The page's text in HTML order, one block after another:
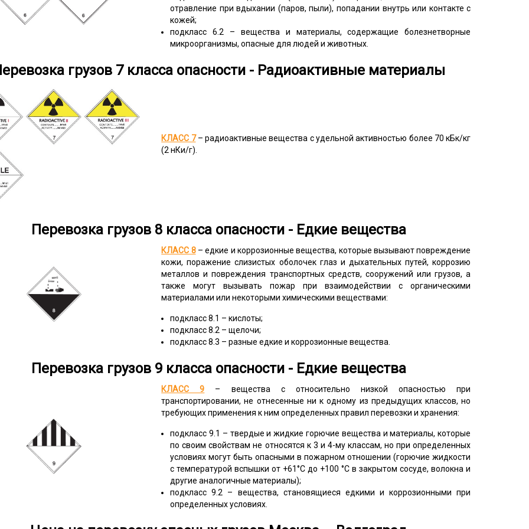
отравление при вдыхании (паров, пыли), попадании внутрь или контакте с
кожей;
подкласс 6.2 – вещества и материалы, содержащие болезнетворные
микроорганизмы, опасные для людей и животных.
грузов 7 класса опасности - Радиоактивные материалы
КЛАСС 7– радиоактивные вещества с удельной активностью более 70 кБк/кг
(2 нКи/г).
Перевозка грузов 8 класса опасности - Едкие вещества
КЛАСС 8– едкие и коррозионные вещества, которые вызывают повреждение
кожи, поражение слизистых оболочек глаз и дыхательных путей, коррозию
металлов и повреждения транспортных средств, сооружений или грузов, а
также могут вызывать пожар при взаимодействии с органическими
материалами или некоторыми химическими веществами:
подкласс 8.1 – кислоты;
подкласс 8.2 – щелочи;
подкласс 8.3 – разные едкие и коррозионные вещества.
Перевозка грузов 9 класса опасности - Едкие вещества
КЛАСС 9 – вещества с относительно низкой опасностью при
транспортировании, не отнесенные ни к одному из предыдущих классов, но
требующих применения к ним определенных правил перевозки и хранения:
подкласс 9.1 – твердые и жидкие горючие вещества и материалы, которые
по своим свойствам не относятся к 3 и 4-му классам, но при определенных
условиях могут быть опасными в пожарном отношении (горючие жидкости
с температурой вспышки от +61°C до +100 °C в закрытом сосуде, волокна и
другие аналогичные материалы);
подкласс 9.2 – вещества, становящиеся едкими и коррозионными при
определенных условиях.